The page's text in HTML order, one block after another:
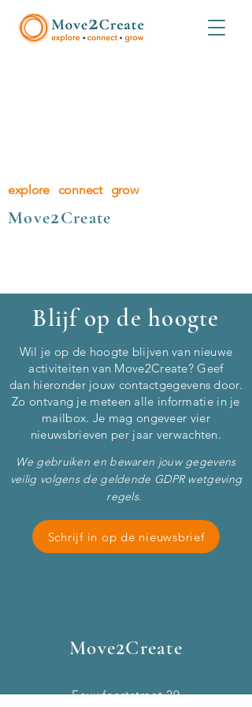
explore connect grow
Move2Create
Blijf op de hoogte
Wil je op de hoogte blijven van nieuwe
activiteiten van Move2Create? Geef
dan hieronderjouw contactgegevens door.
Zo ontvang je meteen alle informatie in je
mailbox. Je mag ongeveer vier
nieuwsbrieven per jaar verwachten.
We gebruiken en bewaren jouw gegevens
veilig volgens de geldende GDPR wetgeving
regels.
Schrijf in op de nieuwsbrief
Move2Create
Eeuwfeeststraat 29